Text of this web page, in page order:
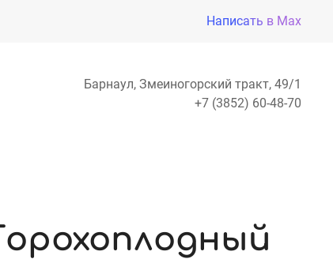
Написать в Max
Барнаул, Змеиногорский тракт, 49/1
+7 (3852) 60-48-70